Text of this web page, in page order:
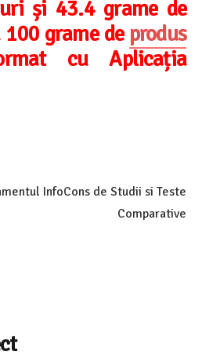
și 43.4 grame de
grame de produs
cu Aplicația
InfoCons de Studii si Teste
Comparative